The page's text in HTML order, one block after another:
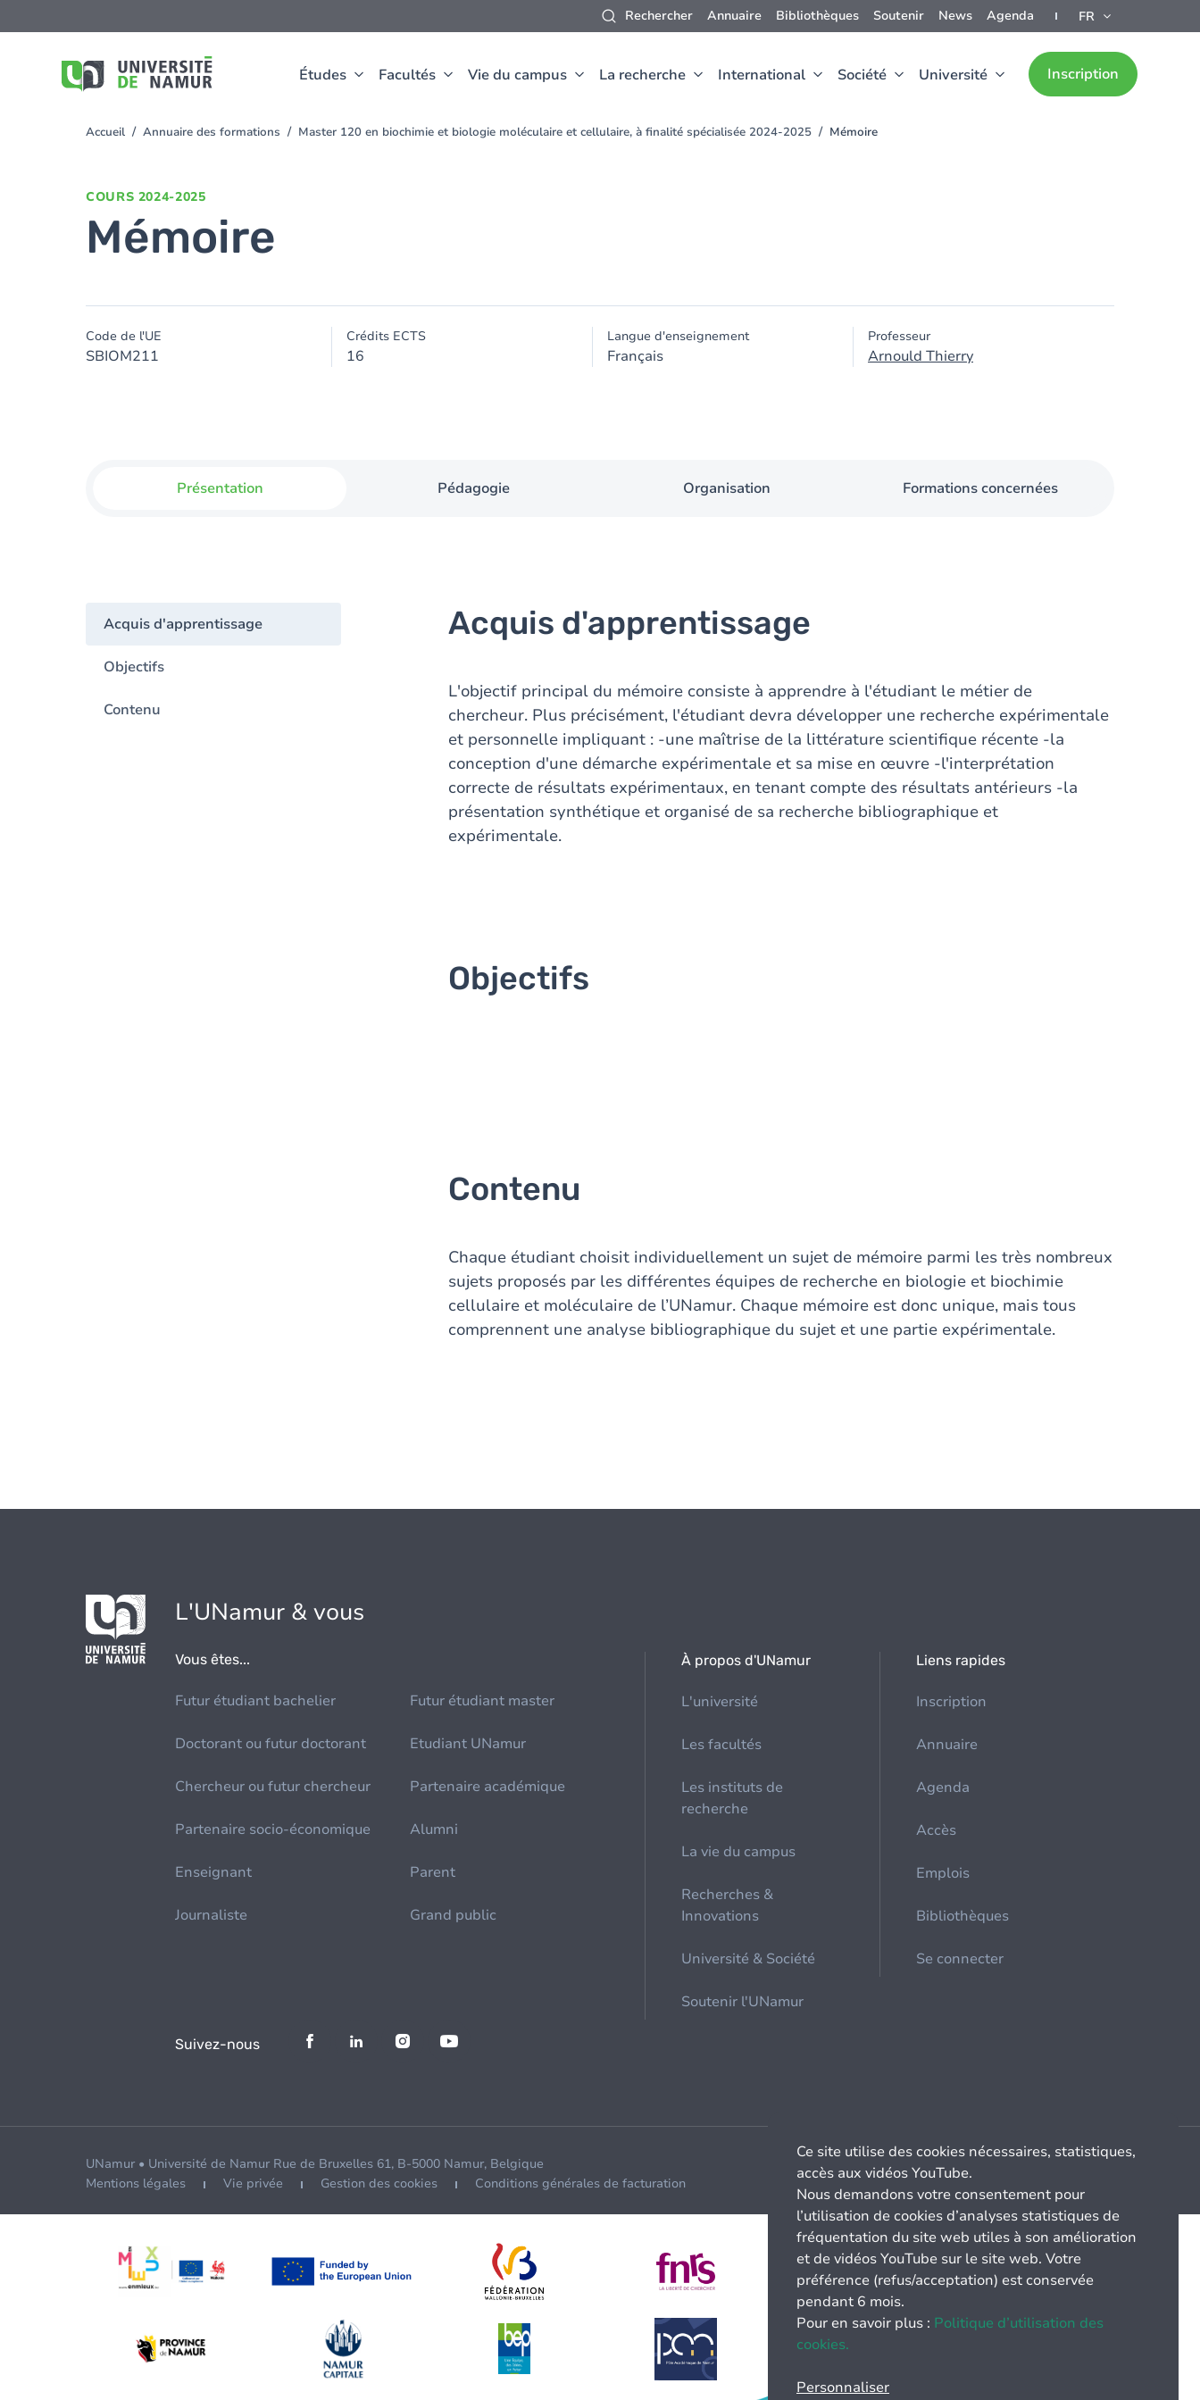
Rechercher Annuaire Bibliothèques Soutenir News Agenda FR
Études Facultés Vie du campus La recherche International Société Université Inscription
au
You
Accueil Annuaire des formations Master 120 en biochimie et biologie moléculaire et cellulaire, à finalité spécialisée 2024-2025 Mémoire
COURS 2024-2025
Mémoire
Code de l'UE
SBIOM211
Crédits ECTS
16
Langue d'enseignement
Français
Professeur
Arnould Thierry
Présentation Pédagogie Organisation Formations concernées
Acquis d'apprentissage
Objectifs
Contenu
Acquis d'apprentissage
L'objectif principal du mémoire consiste à apprendre à l'étudiant le métier de
chercheur. Plus précisément, l'étudiant devra développer une recherche expérimentale
et personnelle impliquant : -une maîtrise de la littérature scientifique récente -la
conception d'une démarche expérimentale et sa mise en œuvre -l'interprétation
correcte de résultats expérimentaux, en tenant compte des résultats antérieurs -la
présentation synthétique et organisé de sa recherche bibliographique et
expérimentale.
Objectifs
Contenu
Chaque étudiant choisit individuellement un sujet de mémoire parmi les très nombreux
sujets proposés par les différentes équipes de recherche en biologie et biochimie
cellulaire et moléculaire de l’UNamur. Chaque mémoire est donc unique, mais tous
comprennent une analyse bibliographique du sujet et une partie expérimentale.
L'UNamur & vous
Vous êtes...
Futur étudiant bachelier Futur étudiant master
Doctorant ou futur doctorant Etudiant UNamur
Chercheur ou futur chercheur Partenaire académique
Partenaire socio-économique Alumni
Enseignant Parent
Journaliste Grand public
À propos d'UNamur
L'université
Les facultés
Les instituts de
recherche
La vie du campus
Recherches &
Innovations
Université & Société
Soutenir l'UNamur
Liens rapides
Inscription
Annuaire
Agenda
Accès
Emplois
Bibliothèques
Se connecter
Suivez-nous
UNamur • Université de Namur Rue de Bruxelles 61, B-5000 Namur, Belgique
Mentions légales
Vie privée Gestion des cookies Conditions générales de facturation
Ce site utilise des cookies nécessaires, statistiques,
accès aux vidéos YouTube.
Nous demandons votre consentement pour
l’utilisation de cookies d’analyses statistiques de
fréquentation du site web utiles à son amélioration
et de vidéos YouTube sur le site web. Votre
préférence (refus/acceptation) est conservée
pendant 6 mois.
Pour en savoir plus : Politique d’utilisation des
cookies.
Personnaliser